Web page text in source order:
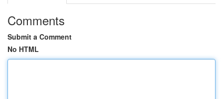
Comments
Submit a Comment
No HTML